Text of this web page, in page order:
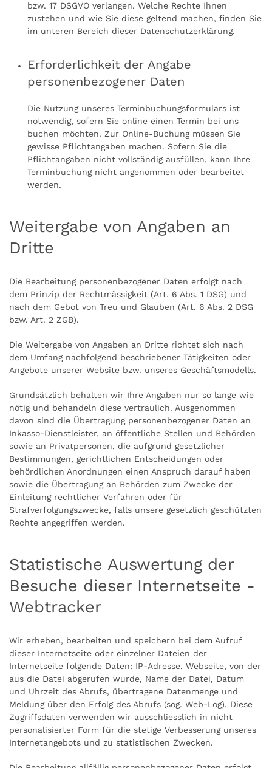
bzw. 17 DSGVO verlangen. Welche Rechte Ihnen
zustehen und wie Sie diese geltend machen, finden Sie
im unteren Bereich dieser Datenschutzerklärung.
Erforderlichkeit der Angabe
personenbezogener Daten
Die Nutzung unseres Terminbuchungsformulars ist
notwendig, sofern Sie online einen Termin bei uns
buchen möchten. Zur Online-Buchung müssen Sie
gewisse Pflichtangaben machen. Sofern Sie die
Pflichtangaben nicht vollständig ausfüllen, kann Ihre
Terminbuchung nicht angenommen oder bearbeitet
werden.
Weitergabe von Angaben an
Dritte
Die Bearbeitung personenbezogener Daten erfolgt nach
dem Prinzip der Rechtmässigkeit (Art. 6 Abs. 1 DSG) und
nach dem Gebot von Treu und Glauben (Art. 6 Abs. 2 DSG
bzw. Art. 2 ZGB).
Die Weitergabe von Angaben an Dritte richtet sich nach
dem Umfang nachfolgend beschriebener Tätigkeiten oder
Angebote unserer Website bzw. unseres Geschäftsmodells.
Grundsätzlich behalten wir Ihre Angaben nur so lange wie
nötig und behandeln diese vertraulich. Ausgenommen
davon sind die Übertragung personenbezogener Daten an
Inkasso-Dienstleister, an öffentliche Stellen und Behörden
sowie an Privatpersonen, die aufgrund gesetzlicher
Bestimmungen, gerichtlichen Entscheidungen oder
behördlichen Anordnungen einen Anspruch darauf haben
sowie die Übertragung an Behörden zum Zwecke der
Einleitung rechtlicher Verfahren oder für
Strafverfolgungszwecke, falls unsere gesetzlich geschützten
Rechte angegriffen werden.
Statistische Auswertung der
Besuche dieser Internetseite -
Webtracker
Wir erheben, bearbeiten und speichern bei dem Aufruf
dieser Internetseite oder einzelner Dateien der
Internetseite folgende Daten: IP-Adresse, Webseite, von der
aus die Datei abgerufen wurde, Name der Datei, Datum
und Uhrzeit des Abrufs, übertragene Datenmenge und
Meldung über den Erfolg des Abrufs (sog. Web-Log). Diese
Zugriffsdaten verwenden wir ausschliesslich in nicht
personalisierter Form für die stetige Verbesserung unseres
Internetangebots und zu statistischen Zwecken.